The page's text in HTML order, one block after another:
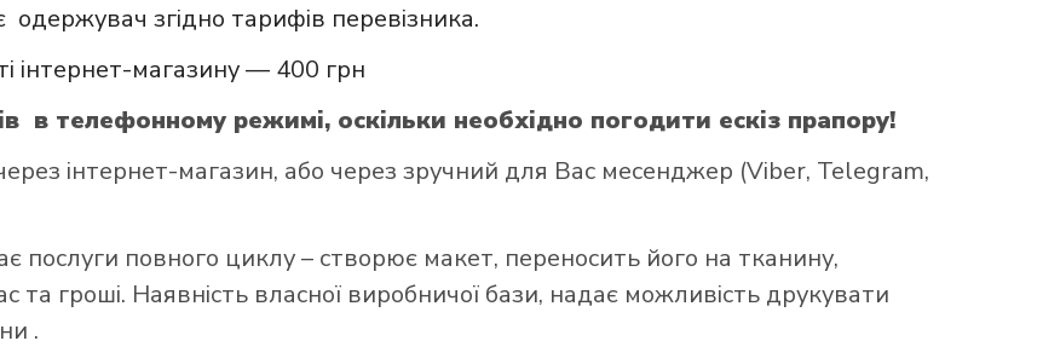
одержувач згідно тарифів перевізника.
інтернет-магазину — 400 грн
в телефонному режимі, оскільки необхідно погодити ескіз прапору!
інтернет-магазин, або через зручний для Вас месенджер (Viber, Telegram,
послуги повного циклу – створює макет, переносить його на тканину,
гроші. Наявність власної виробничої бази, надає можливість друкувати
.